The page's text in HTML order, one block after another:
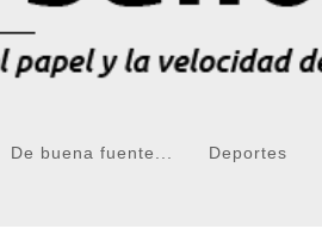
De buena fuente... Deportes